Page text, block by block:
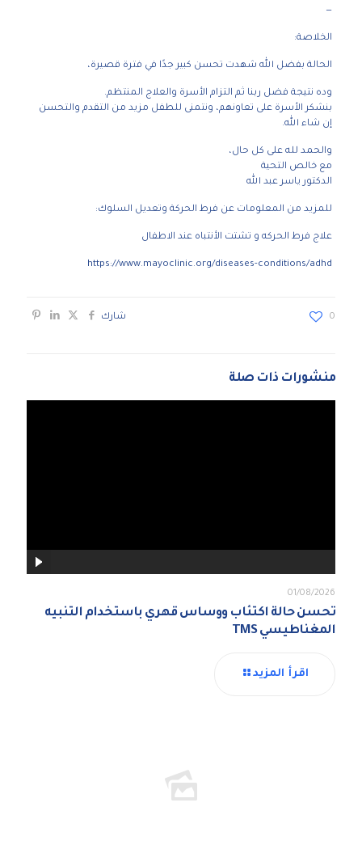
—
الخلاصة:
الحالة بفضل الله شهدت تحسن كبير جدًا في فترة قصيرة،
وده نتيجة فضل ربنا ثم التزام الأسرة والعلاج المنتظم.
بنشكر الأسرة على تعاونهم، ونتمنى للطفل مزيد من التقدم والتحسن
إن شاء الله.
والحمد لله على كل حال،
مع خالص التحية
الدكتور ياسر عبد الله
للمزيد من المعلومات عن فرط الحركة وتعديل السلوك:
علاج فرط الحركه و تشتت الأنتباه عند الاطفال
https://www.mayoclinic.org/diseases-conditions/adhd
شارك 0
منشورات ذات صلة
01/08/2026
تحسن حالة اكتئاب ووساس قهري باستخدام التنبيه
المغناطيسي TMS
اقرأ المزيد